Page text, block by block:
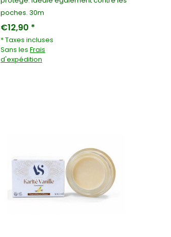
poches. 30m
€12,90 *
* Taxes incluses
Sans les Frais
d'expédition